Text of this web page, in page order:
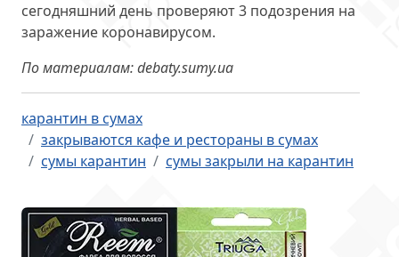
сегодняшний день проверяют 3 подозрения на
заражение коронавирусом.
По материалам: debaty.sumy.ua
карантин в сумах
закрываются кафе и рестораны в сумах
сумы карантин
сумы закрыли на карантин